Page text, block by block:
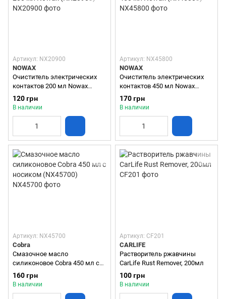
Артикул: NX20900
NOWAX
Очиститель электрических
контактов 200 мл Nowax
(NX20900)
120 грн
В наличии
Артикул: NX45800
NOWAX
Очиститель электрических
контактов 450 мл Nowax
(NX45800)
170 грн
В наличии
Артикул: NX45700
Cobra
Смазочное масло
силиконовое Cobra 450 мл с
носиком (NX45700)
160 грн
В наличии
Артикул: CF201
CARLIFE
Растворитель ржавчины
CarLife Rust Remover, 200мл
100 грн
В наличии